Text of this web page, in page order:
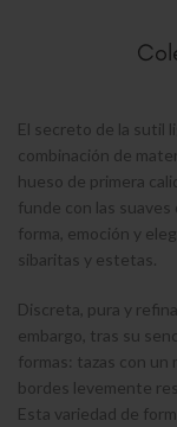
El secreto de la sutil
combinación de
hueso de primera
funde con las
forma, emoción y
sibaritas y estetas.
Discreta, pura y
embargo, tras su
formas: tazas con
bordes levemente
Esta variedad de